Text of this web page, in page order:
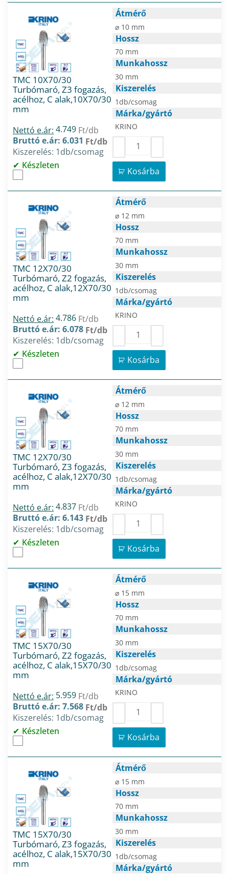
TMC 10X70/30
Turbómaró, Z3 fogazás,
acélhoz, C alak,10X70/30
mm
Nettó e.ár: 4.749 Ft/db
Bruttó e.ár: 6.031 Ft/db
Kiszerelés: 1db/csomag
Készleten
Átmérő
⌀ 10 mm
Hossz
70 mm
Munkahossz
30 mm
Kiszerelés
1db/csomag
Márka/gyártó
KRINO
Kosárba
TMC 12X70/30
Turbómaró, Z2 fogazás,
acélhoz, C alak,12X70/30
mm
Nettó e.ár: 4.786 Ft/db
Bruttó e.ár: 6.078 Ft/db
Kiszerelés: 1db/csomag
Készleten
Átmérő
⌀ 12 mm
Hossz
70 mm
Munkahossz
30 mm
Kiszerelés
1db/csomag
Márka/gyártó
KRINO
Kosárba
TMC 12X70/30
Turbómaró, Z3 fogazás,
acélhoz, C alak,12X70/30
mm
Nettó e.ár: 4.837 Ft/db
Bruttó e.ár: 6.143 Ft/db
Kiszerelés: 1db/csomag
Készleten
Átmérő
⌀ 12 mm
Hossz
70 mm
Munkahossz
30 mm
Kiszerelés
1db/csomag
Márka/gyártó
KRINO
Kosárba
TMC 15X70/30
Turbómaró, Z2 fogazás,
acélhoz, C alak,15X70/30
mm
Nettó e.ár: 5.959 Ft/db
Bruttó e.ár: 7.568 Ft/db
Kiszerelés: 1db/csomag
Készleten
Átmérő
⌀ 15 mm
Hossz
70 mm
Munkahossz
30 mm
Kiszerelés
1db/csomag
Márka/gyártó
KRINO
Kosárba
TMC 15X70/30
Turbómaró, Z3 fogazás,
acélhoz, C alak,15X70/30
mm
Átmérő
⌀ 15 mm
Hossz
70 mm
Munkahossz
30 mm
Kiszerelés
1db/csomag
Márka/gyártó